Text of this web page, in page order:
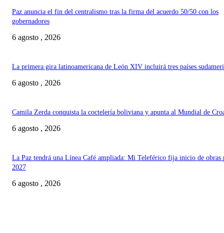
Paz anuncia el fin del centralismo tras la firma del acuerdo 50/50 con los
gobernadores
6 agosto , 2026
La primera gira latinoamericana de León XIV incluirá tres países
6 agosto , 2026
Camila Zerda conquista la coctelería boliviana y apunta al Mundial de
6 agosto , 2026
La Paz tendrá una Línea Café ampliada: Mi Teleférico fija inicio de obras
2027
6 agosto , 2026